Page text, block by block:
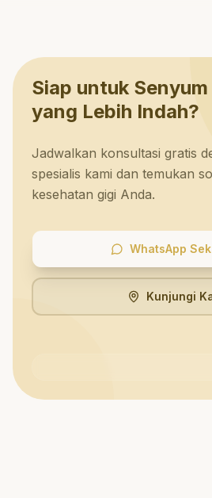
Siap untuk Senyum
yang Lebih Indah?
Jadwalkan konsultasi gratis
spesialis kami dan temukan
kesehatan gigi Anda.
WhatsApp
Kunjungi